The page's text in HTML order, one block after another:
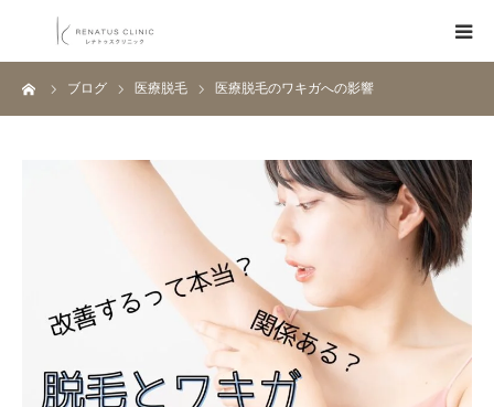
ブログ 医療脱毛 医療脱毛のワキガへの影響
HOME
メニュー
クリニック一覧